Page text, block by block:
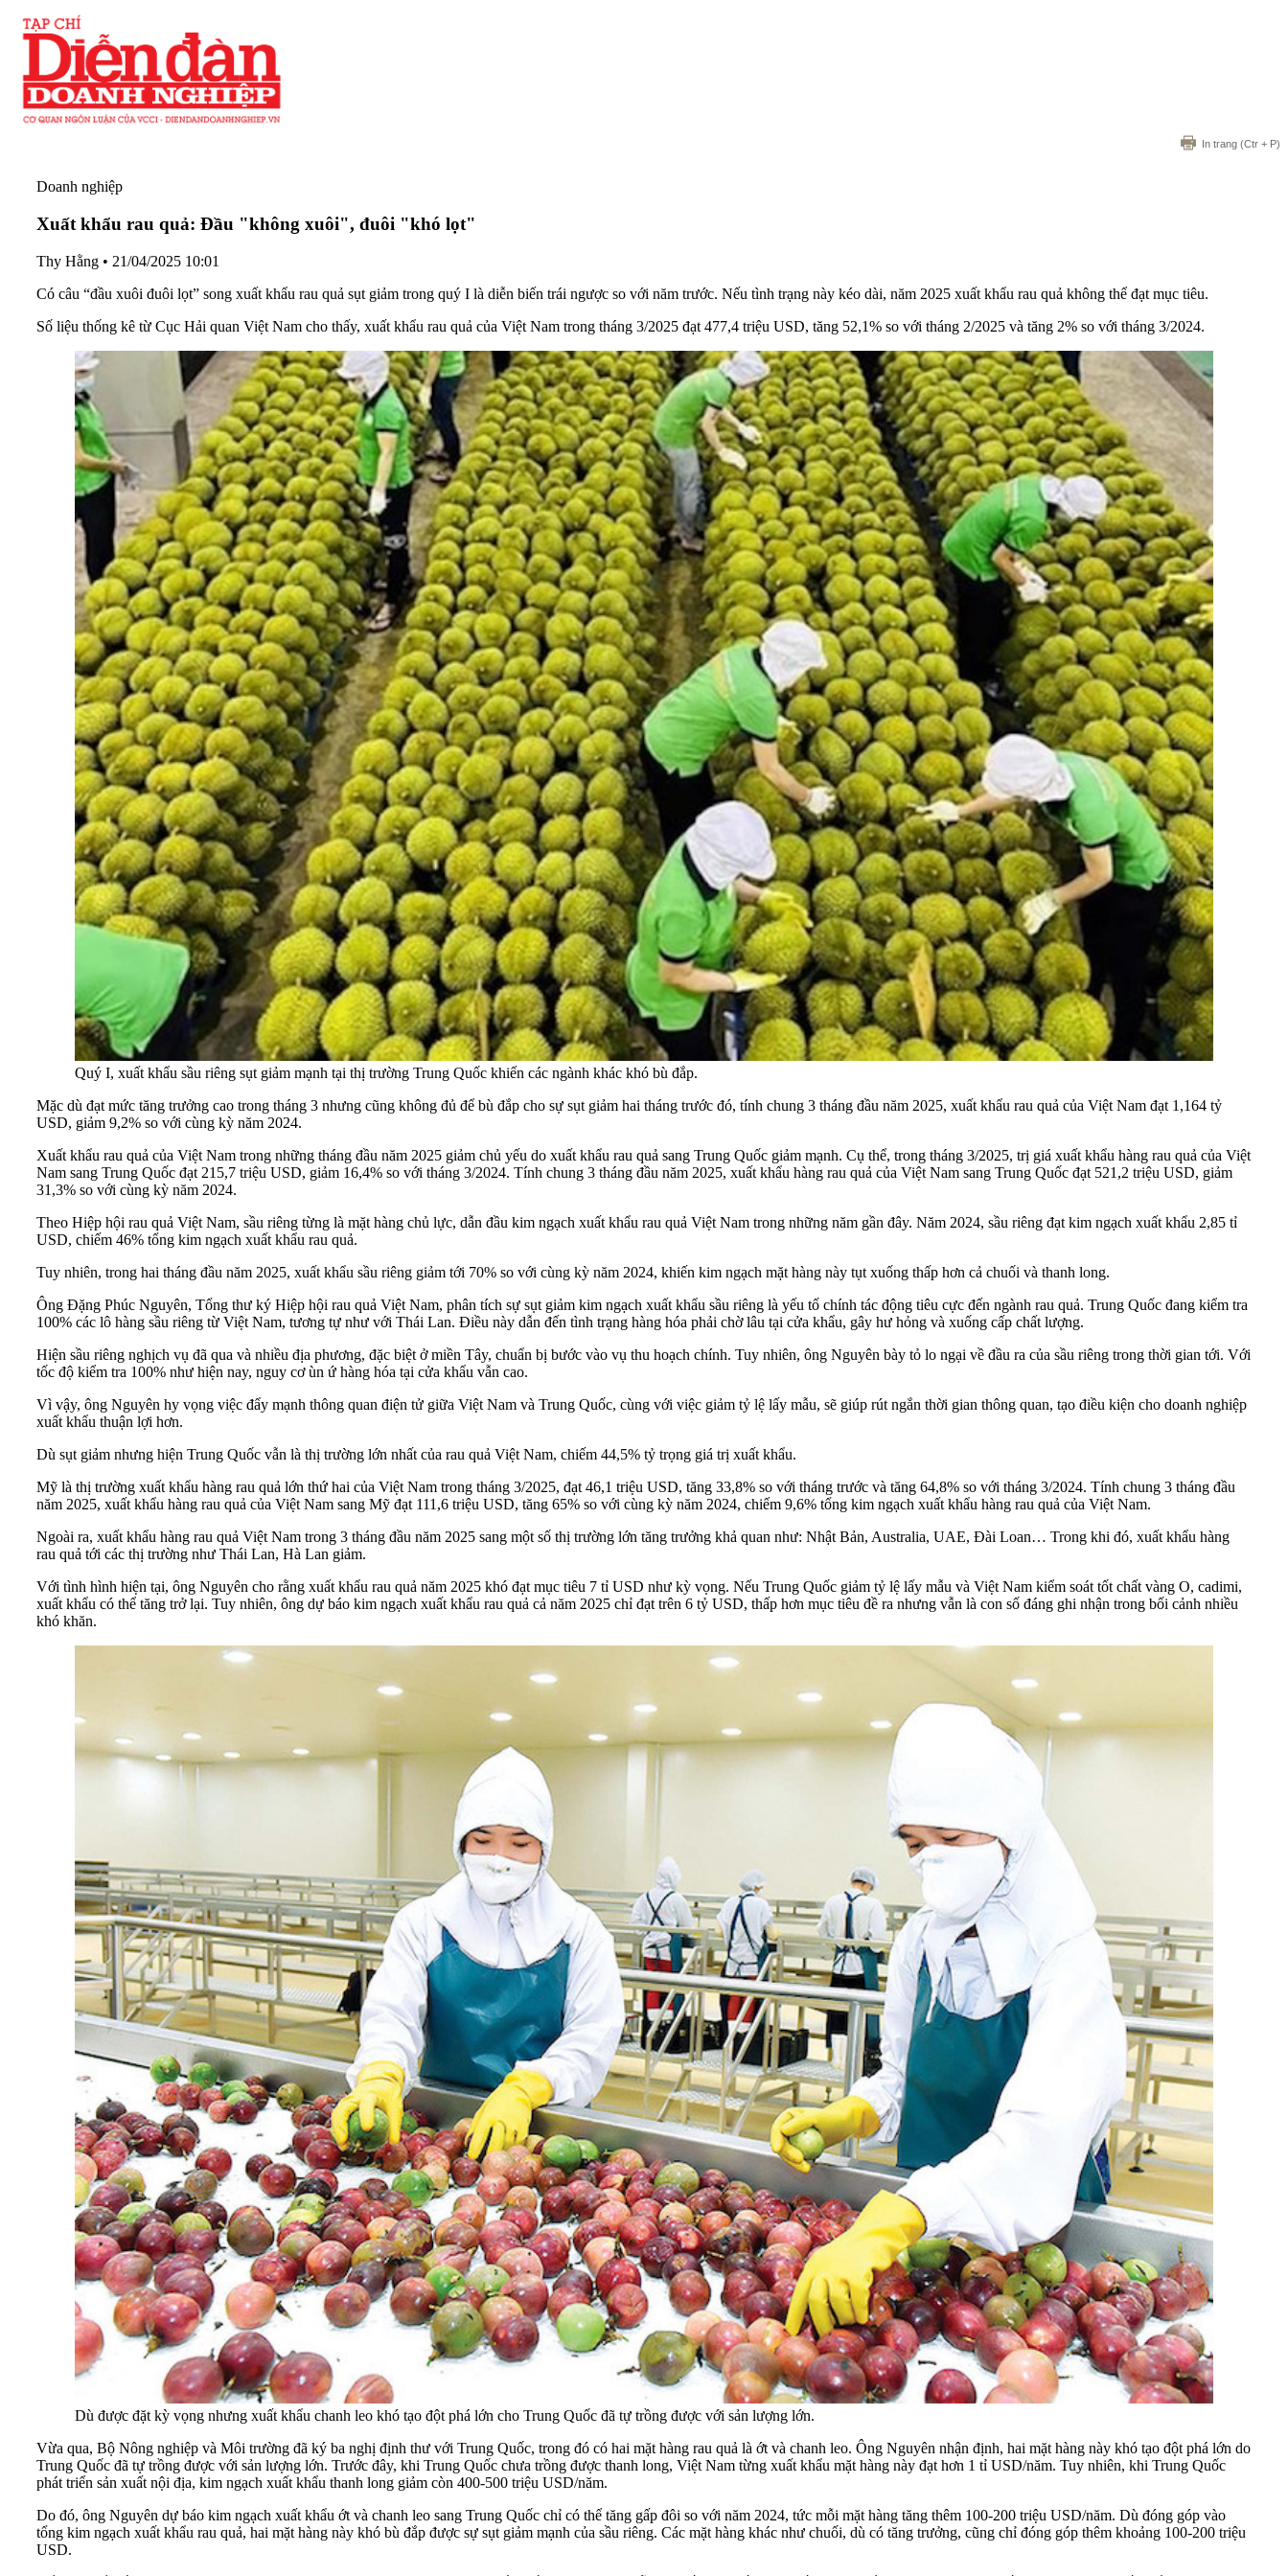
In trang (Ctr + P)
Doanh nghiệp
Xuất khẩu rau quả: Đầu "không xuôi", đuôi "khó lọt"
Thy Hằng • 21/04/2025 10:01
Có câu “đầu xuôi đuôi lọt” song xuất khẩu rau quả sụt giảm trong quý I là diễn biến trái ngược so với năm trước. Nếu tình trạng này kéo dài, năm 2025 xuất khẩu rau quả không thể đạt mục tiêu.
Số liệu thống kê từ Cục Hải quan Việt Nam cho thấy, xuất khẩu rau quả của Việt Nam trong tháng 3/2025 đạt 477,4 triệu USD, tăng 52,1% so với tháng 2/2025 và tăng 2% so với tháng 3/2024.
Quý I, xuất khẩu sầu riêng sụt giảm mạnh tại thị trường Trung Quốc khiến các ngành khác khó bù đắp.
Mặc dù đạt mức tăng trưởng cao trong tháng 3 nhưng cũng không đủ để bù đắp cho sự sụt giảm hai tháng trước đó, tính chung 3 tháng đầu năm 2025, xuất khẩu rau quả của Việt Nam đạt 1,164 tỷ
USD, giảm 9,2% so với cùng kỳ năm 2024.
Xuất khẩu rau quả của Việt Nam trong những tháng đầu năm 2025 giảm chủ yếu do xuất khẩu rau quả sang Trung Quốc giảm mạnh. Cụ thể, trong tháng 3/2025, trị giá xuất khẩu hàng rau quả của Việt
Nam sang Trung Quốc đạt 215,7 triệu USD, giảm 16,4% so với tháng 3/2024. Tính chung 3 tháng đầu năm 2025, xuất khẩu hàng rau quả của Việt Nam sang Trung Quốc đạt 521,2 triệu USD, giảm
31,3% so với cùng kỳ năm 2024.
Theo Hiệp hội rau quả Việt Nam, sầu riêng từng là mặt hàng chủ lực, dẫn đầu kim ngạch xuất khẩu rau quả Việt Nam trong những năm gần đây. Năm 2024, sầu riêng đạt kim ngạch xuất khẩu 2,85 tỉ
USD, chiếm 46% tổng kim ngạch xuất khẩu rau quả.
Tuy nhiên, trong hai tháng đầu năm 2025, xuất khẩu sầu riêng giảm tới 70% so với cùng kỳ năm 2024, khiến kim ngạch mặt hàng này tụt xuống thấp hơn cả chuối và thanh long.
Ông Đặng Phúc Nguyên, Tổng thư ký Hiệp hội rau quả Việt Nam, phân tích sự sụt giảm kim ngạch xuất khẩu sầu riêng là yếu tố chính tác động tiêu cực đến ngành rau quả. Trung Quốc đang kiểm tra
100% các lô hàng sầu riêng từ Việt Nam, tương tự như với Thái Lan. Điều này dẫn đến tình trạng hàng hóa phải chờ lâu tại cửa khẩu, gây hư hỏng và xuống cấp chất lượng.
Hiện sầu riêng nghịch vụ đã qua và nhiều địa phương, đặc biệt ở miền Tây, chuẩn bị bước vào vụ thu hoạch chính. Tuy nhiên, ông Nguyên bày tỏ lo ngại về đầu ra của sầu riêng trong thời gian tới. Với
tốc độ kiểm tra 100% như hiện nay, nguy cơ ùn ứ hàng hóa tại cửa khẩu vẫn cao.
Vì vậy, ông Nguyên hy vọng việc đẩy mạnh thông quan điện tử giữa Việt Nam và Trung Quốc, cùng với việc giảm tỷ lệ lấy mẫu, sẽ giúp rút ngắn thời gian thông quan, tạo điều kiện cho doanh nghiệp
xuất khẩu thuận lợi hơn.
Dù sụt giảm nhưng hiện Trung Quốc vẫn là thị trường lớn nhất của rau quả Việt Nam, chiếm 44,5% tỷ trọng giá trị xuất khẩu.
Mỹ là thị trường xuất khẩu hàng rau quả lớn thứ hai của Việt Nam trong tháng 3/2025, đạt 46,1 triệu USD, tăng 33,8% so với tháng trước và tăng 64,8% so với tháng 3/2024. Tính chung 3 tháng đầu
năm 2025, xuất khẩu hàng rau quả của Việt Nam sang Mỹ đạt 111,6 triệu USD, tăng 65% so với cùng kỳ năm 2024, chiếm 9,6% tổng kim ngạch xuất khẩu hàng rau quả của Việt Nam.
Ngoài ra, xuất khẩu hàng rau quả Việt Nam trong 3 tháng đầu năm 2025 sang một số thị trường lớn tăng trưởng khả quan như: Nhật Bản, Australia, UAE, Đài Loan… Trong khi đó, xuất khẩu hàng
rau quả tới các thị trường như Thái Lan, Hà Lan giảm.
Với tình hình hiện tại, ông Nguyên cho rằng xuất khẩu rau quả năm 2025 khó đạt mục tiêu 7 tỉ USD như kỳ vọng. Nếu Trung Quốc giảm tỷ lệ lấy mẫu và Việt Nam kiểm soát tốt chất vàng O, cadimi,
xuất khẩu có thể tăng trở lại. Tuy nhiên, ông dự báo kim ngạch xuất khẩu rau quả cả năm 2025 chỉ đạt trên 6 tỷ USD, thấp hơn mục tiêu đề ra nhưng vẫn là con số đáng ghi nhận trong bối cảnh nhiều
khó khăn.
Dù được đặt kỳ vọng nhưng xuất khẩu chanh leo khó tạo đột phá lớn cho Trung Quốc đã tự trồng được với sản lượng lớn.
Vừa qua, Bộ Nông nghiệp và Môi trường đã ký ba nghị định thư với Trung Quốc, trong đó có hai mặt hàng rau quả là ớt và chanh leo. Ông Nguyên nhận định, hai mặt hàng này khó tạo đột phá lớn do
Trung Quốc đã tự trồng được với sản lượng lớn. Trước đây, khi Trung Quốc chưa trồng được thanh long, Việt Nam từng xuất khẩu mặt hàng này đạt hơn 1 tỉ USD/năm. Tuy nhiên, khi Trung Quốc
phát triển sản xuất nội địa, kim ngạch xuất khẩu thanh long giảm còn 400-500 triệu USD/năm.
Do đó, ông Nguyên dự báo kim ngạch xuất khẩu ớt và chanh leo sang Trung Quốc chỉ có thể tăng gấp đôi so với năm 2024, tức mỗi mặt hàng tăng thêm 100-200 triệu USD/năm. Dù đóng góp vào
tổng kim ngạch xuất khẩu rau quả, hai mặt hàng này khó bù đắp được sự sụt giảm mạnh của sầu riêng. Các mặt hàng khác như chuối, dù có tăng trưởng, cũng chỉ đóng góp thêm khoảng 100-200 triệu
USD.